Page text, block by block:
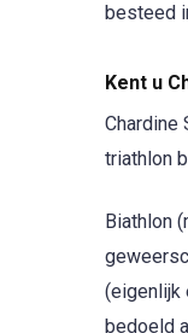
besteed
Kent u
Chardine
triathlon
Biathlon
(eigenlijk
bedoeld